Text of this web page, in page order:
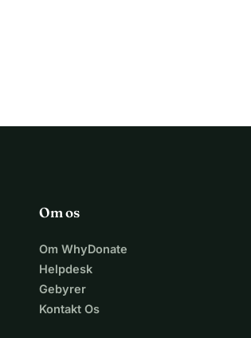
Om os
Om WhyDonate
Helpdesk
Gebyrer
Kontakt Os